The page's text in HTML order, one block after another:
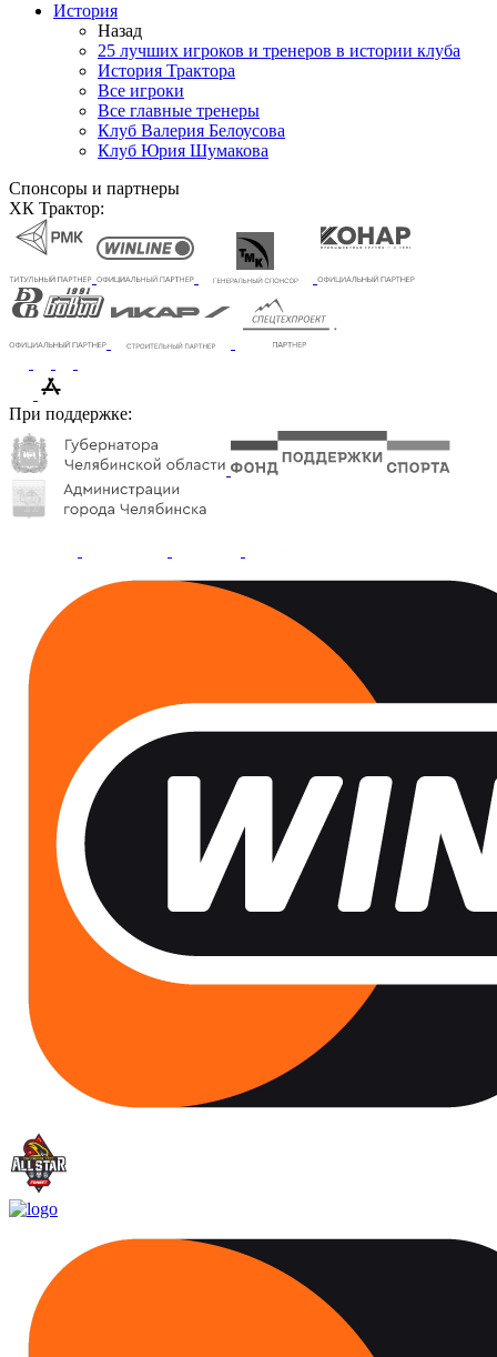
История
Назад
25 лучших игроков и тренеров в истории клуба
История Трактора
Все игроки
Все главные тренеры
Клуб Валерия Белоусова
Клуб Юрия Шумакова
Спонсоры и партнеры
ХК Трактор:
При поддержке: